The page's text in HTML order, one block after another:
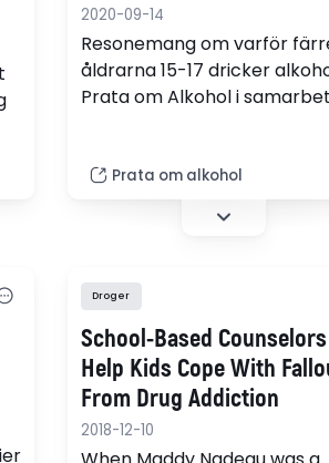
2020-09-14
Resonemang om varför
åldrarna 15-17 dricker
Prata om Alkohol i
rekordlåg alkoholkonsumtion
bland unga enligt flera mått.
Samtidigt har tillgången på
lägre genomsnittspriser i
handeln, mer reklam om olika
drycker, fler
och en nästan obegränsad
resandeinförsel. Hur är det…
Prata om alkohol
Droger
School-Based Counselors
Help Kids Cope With
From Drug Addiction
2018-12-10